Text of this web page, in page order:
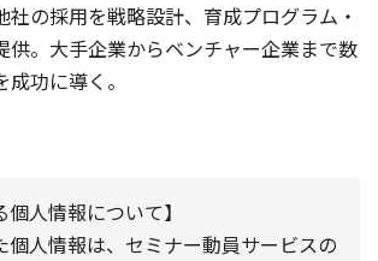
社の採用を戦略設計、育成プログラム・
供。大手企業からベンチャー企業まで数
功に導く。
個人情報について】
個人情報は、セミナー動員サービスの